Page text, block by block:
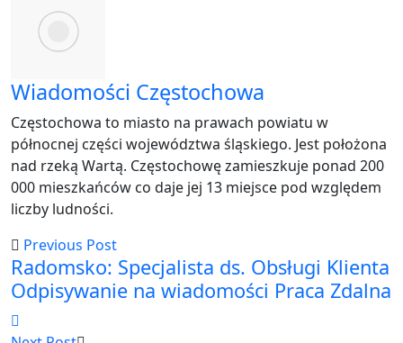
Wiadomości Częstochowa
Częstochowa to miasto na prawach powiatu w
północnej części województwa śląskiego. Jest położona
nad rzeką Wartą. Częstochowę zamieszkuje ponad 200
000 mieszkańców co daje jej 13 miejsce pod względem
liczby ludności.
Previous Post
Radomsko: Specjalista ds. Obsługi Klienta
Odpisywanie na wiadomości Praca Zdalna